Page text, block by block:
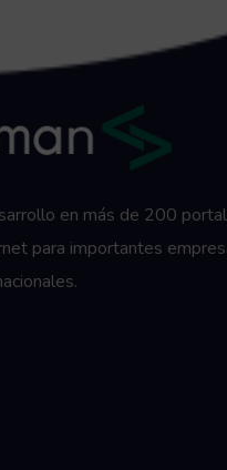
en más de 200
para importantes